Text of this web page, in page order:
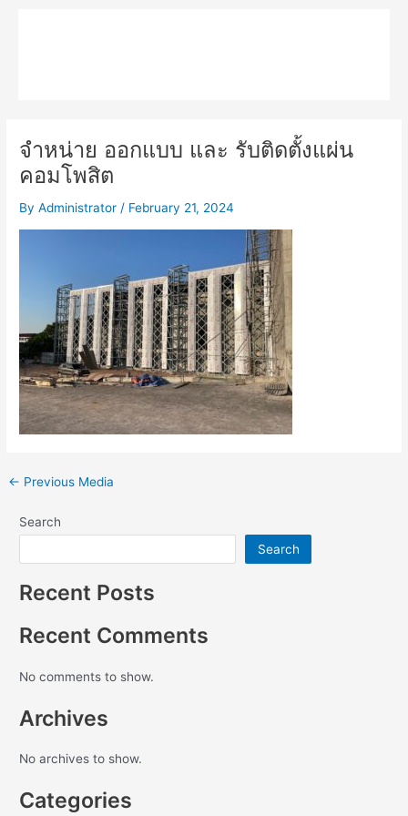
จำหน่าย ออกแบบ และ รับติดตั้งแผ่น
คอมโพสิต
ByAdministrator / February 21, 2024
← Previous Media
Search
Search
Recent Posts
Recent Comments
No comments to show.
Archives
No archives to show.
Categories